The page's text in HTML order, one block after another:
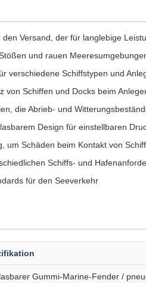
Versand, der für langlebige
und rauen
verschiedene Schiffstypen und
von Schiffen und Docks beim
die Abrieb- und
Design für einstellbaren
um Schäden beim Kontakt von
Schiffs- und
für den Seeverkehr
Gummi-Marine-Fender /